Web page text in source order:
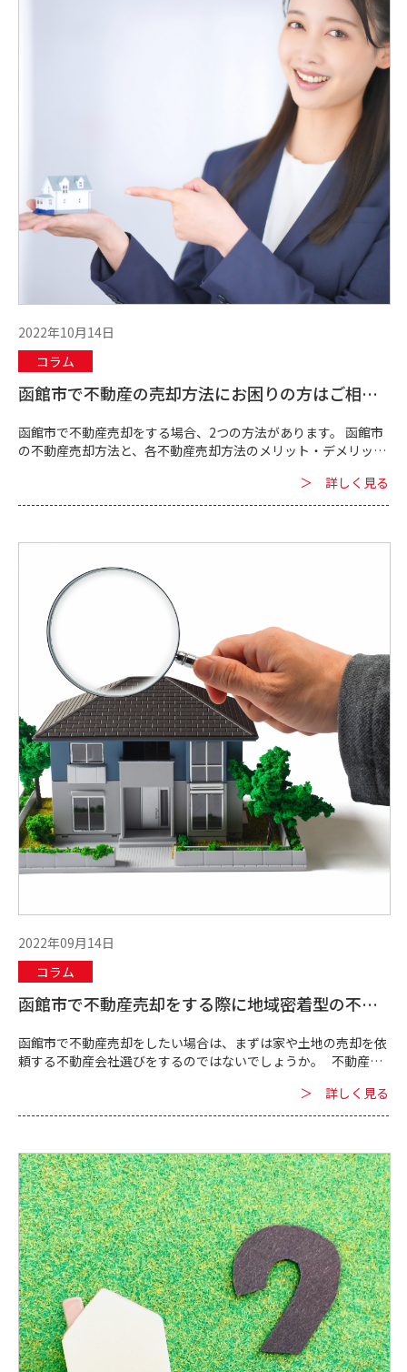
2022年10月14日
コラム
函館市で不動産の売却方法にお困りの方はご相談
函館市で不動産売却をする場合、2つの方法があります。 函館市
の不動産売却方法と、各不動産売却方法のメリット・デメリット
＞ 詳しく見る
2022年09月14日
コラム
函館市で不動産売却をする際に地域密着型の不動
函館市で不動産売却をしたい場合は、まずは家や土地の売却を依
頼する不動産会社選びをするのではないでしょうか。 不動産会
＞ 詳しく見る